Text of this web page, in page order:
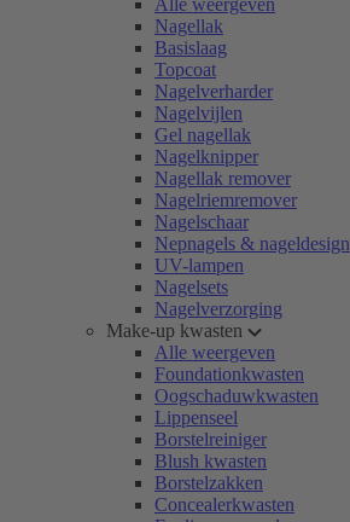
Alle weergeven
Nagellak
Basislaag
Topcoat
Nagelverharder
Nagelvijlen
Gel nagellak
Nagelknipper
Nagellak remover
Nagelriemremover
Nagelschaar
Nepnagels & nageldesign
UV-lampen
Nagelsets
Nagelverzorging
Make-up kwasten
Alle weergeven
Foundationkwasten
Oogschaduwkwasten
Lippenseel
Borstelreiniger
Blush kwasten
Borstelzakken
Concealerkwasten